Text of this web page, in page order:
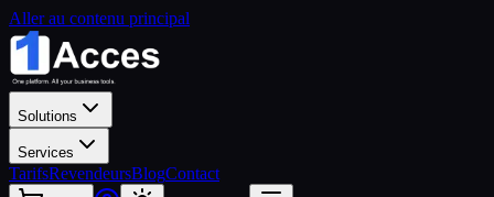
Aller au contenu principal
Solutions
Services
TarifsRevendeursBlogContact